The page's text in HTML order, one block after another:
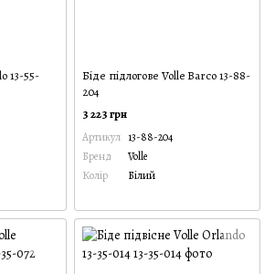
13-55-
Біде підлогове Volle Barco 13-88-
204
3 223 грн
Артикул 13-88-204
Бренд
Volle
Колір
Білий